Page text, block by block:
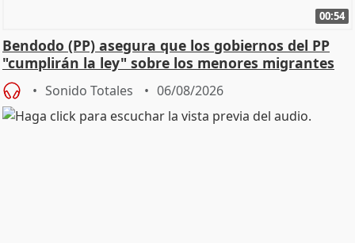
00:54
Bendodo (PP) asegura que los gobiernos del PP
"cumplirán la ley" sobre los menores migrantes
Sonido Totales 06/08/2026